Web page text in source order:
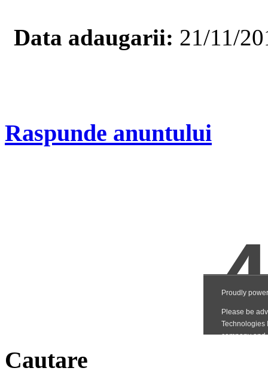
Data adaugarii: 21/11/
Raspunde anuntului
Cautare